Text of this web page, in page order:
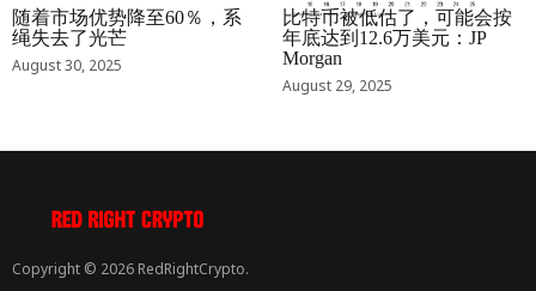
随着市场优势降至60％，系
绳失去了光芒
August 30, 2025
比特币被低估了，可能会按
年底达到12.6万美元：JP
Morgan
August 29, 2025
Copyright © 2026 RedRightCrypto.